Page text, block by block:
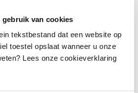
gebruik van cookies
tekstbestand dat een website op
toestel opslaat wanneer u onze
Lees onze cookieverklaring